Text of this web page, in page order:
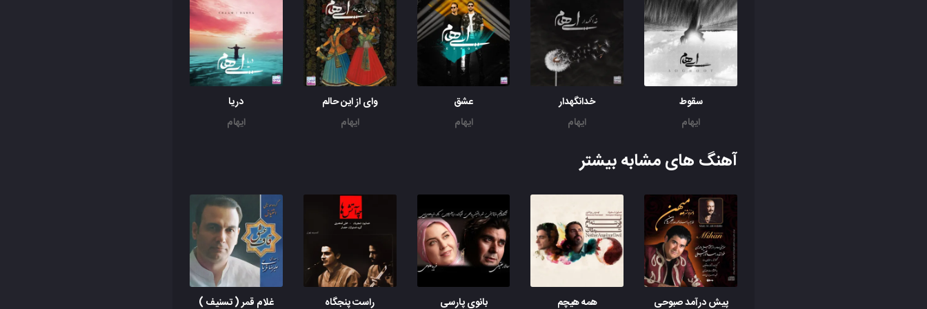
همش درد و همش درده
سقوط
ایهام
خدانگهدار
ایهام
عشق
ایهام
وای از این حالم
ایهام
دریا
ایهام
آهنگ های مشابه بیشتر
پیش درآمد صبوحی همه هیچم بانوی پارسی راست پنجگاه غلام قمر ( تسنیف )